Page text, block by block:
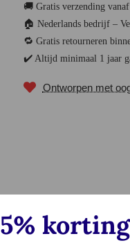
🚚 Gratis verzending
🏠 Nederlands bedrijf –
🔁 Gratis retourneren
✔️ Altijd minimaal 1 jaar
Ontworpen met
-33%
5%